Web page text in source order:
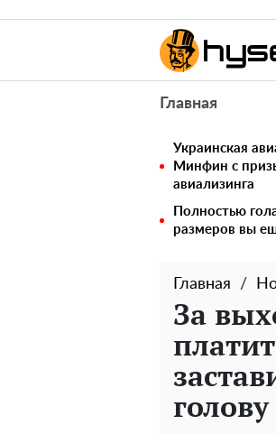
Главная
Украинская
Минфин с
авиализинга
Полностью
размеров вы
Главная
За
голову